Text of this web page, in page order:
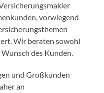
vorwiegend
Wir beraten sowohl
des Kunden.
und Großkunden
an